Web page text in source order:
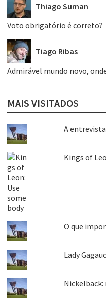
Thiago Suman
Voto obrigatório é correto?
Tiago Ribas
Admirável mundo novo,
MAIS VISITADOS
A
Kings of
O que
Lady
Nickelback: